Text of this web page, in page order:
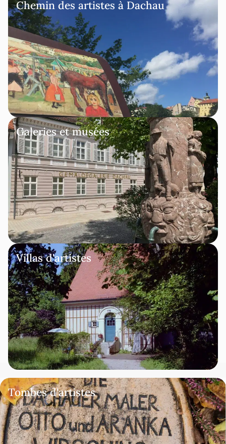
Chemin des artistes à Dachau
Galeries et musées
Villas d'artistes
Tombes d'artistes